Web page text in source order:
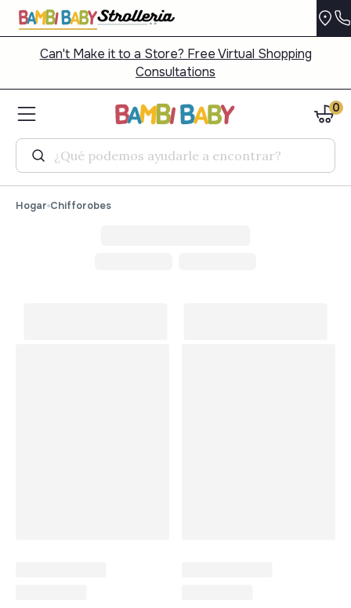
Can't Make it to a Store? Free Virtual Shopping
Consultations
Buscar
0
Hogar Chifforobes